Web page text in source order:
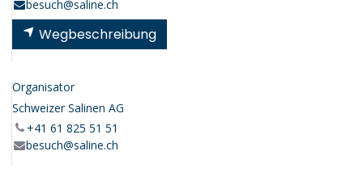
besuch@saline.ch
Wegbeschreibung
Organisator
Schweizer Salinen AG
+41 61 825 51 51
besuch@saline.ch